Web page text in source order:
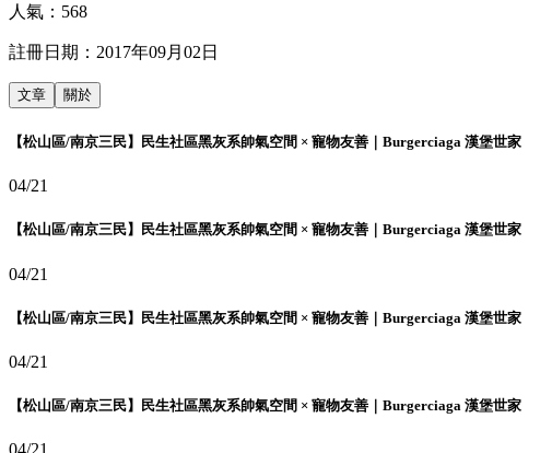
人氣： 568
註冊日期： 2017年09月02日
文章 關於
【松山區/南京三民】民生社區黑灰系帥氣空間 × 寵物友善｜Burgerciaga 漢堡世家
04/21
【松山區/南京三民】民生社區黑灰系帥氣空間 × 寵物友善｜Burgerciaga 漢堡世家
04/21
【松山區/南京三民】民生社區黑灰系帥氣空間 × 寵物友善｜Burgerciaga 漢堡世家
04/21
【松山區/南京三民】民生社區黑灰系帥氣空間 × 寵物友善｜Burgerciaga 漢堡世家